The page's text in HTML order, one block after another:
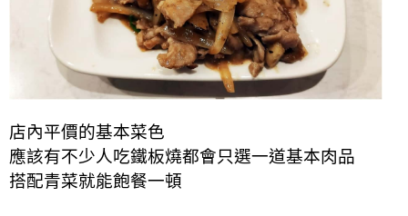
店內平價的基本菜色
應該有不少人吃鐵板燒都會只選一道基本肉品
搭配青菜就能飽餐一頓